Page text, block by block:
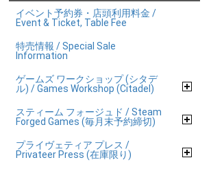
イベント予約券・店頭利用料金 /
Event & Ticket, Table Fee
特売情報 / Special Sale
Information
ゲームズ ワークショップ (シタデ
ル) / Games Workshop (Citadel)
スティーム フォージュド / Steam
Forged Games (毎月末予約締切)
プライヴェティア プレス /
Privateer Press (在庫限り)